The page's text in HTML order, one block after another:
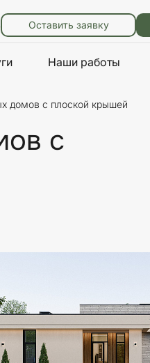
Оставить заявку
Наши работы
домов с плоской крышей
с